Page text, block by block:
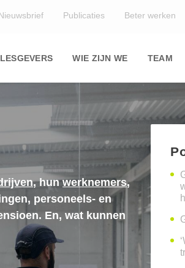
Publicaties Beter werken
LESGEVERS WIE ZIJN WE TEAM
, hunwerknemers,
personeels- en
En, wat kunnen